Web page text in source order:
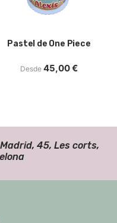
Pastel de One Piece
Desde 45,00€
Madrid, 45, Les corts,